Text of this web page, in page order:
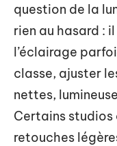
question de la
rien au hasard :
l’éclairage
classe, ajuster
nettes,
Certains
retouches